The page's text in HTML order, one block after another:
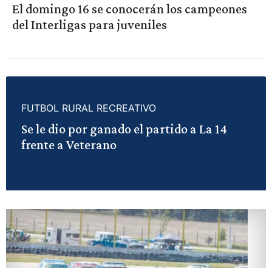
El domingo 16 se conocerán los campeones
del Interligas para juveniles
FUTBOL RURAL RECREATIVO
Se le dio por ganado el partido a La 14
frente a Veterano